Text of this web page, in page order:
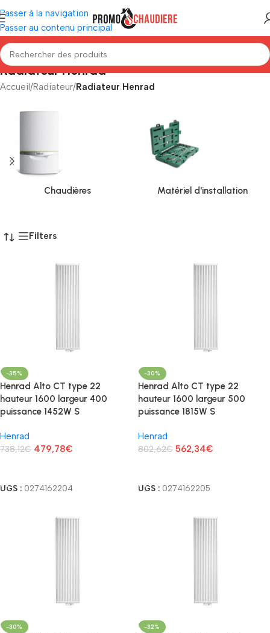
Passer à la navigation
Passer au contenu principal
Radiateur Henrad
Accueil/Radiateur/Radiateur Henrad
Chaudières Matériel d'installation
Filters
-35%
Henrad Alto CT type 22
hauteur 1600 largeur 400
puissance 1452W S
Henrad
738,12€ 479,78€
UGS : 0274162204
-30%
Henrad Alto CT type 22
hauteur 1600 largeur 500
puissance 1815W S
Henrad
802,62€ 562,34€
UGS : 0274162205
-30% -32%